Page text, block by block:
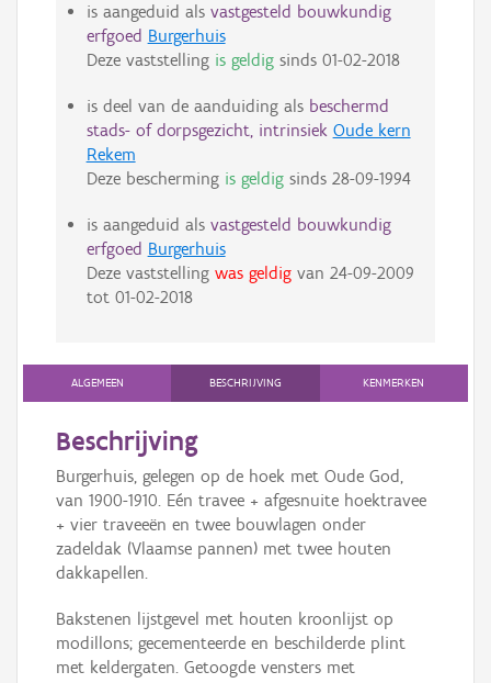
is aangeduid als vastgesteld bouwkundig
erfgoed Burgerhuis
Deze vaststelling is geldigsinds 01-02-2018
is deel van de aanduiding als beschermd
stads- of dorpsgezicht, intrinsiek Oude kern
Rekem
Deze bescherming is geldigsinds 28-09-1994
is aangeduid als vastgesteld bouwkundig
erfgoed Burgerhuis
Deze vaststelling was geldigvan 24-09-2009
tot 01-02-2018
ALGEMEEN BESCHRIJVING KENMERKEN
Beschrijving
Burgerhuis, gelegen op de hoek met Oude God,
van 1900-1910. Eén travee + afgesnuite hoektravee
+ vier traveeën en twee bouwlagen onder
zadeldak (Vlaamse pannen) met twee houten
dakkapellen.
Bakstenen lijstgevel met houten kroonlijst op
modillons; gecementeerde en beschilderde plint
met keldergaten. Getoogde vensters met